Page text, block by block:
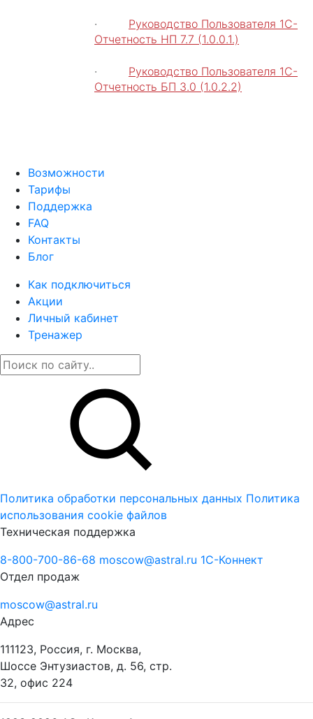
· Руководство Пользователя 1С-
Отчетность НП 7.7 (1.0.0.1.)
· Руководство Пользователя 1С-
Отчетность БП 3.0 (1.0.2.2)
Возможности
Тарифы
Поддержка
FAQ
Контакты
Блог
Как подключиться
Акции
Личный кабинет
Тренажер
Политика обработки персональных данных Политика
использования cookie файлов
Техническая поддержка
8-800-700-86-68 moscow@astral.ru 1С-Коннект
Отдел продаж
moscow@astral.ru
Адрес
111123, Россия, г. Москва,
Шоссе Энтузиастов, д. 56, стр.
32, офис 224